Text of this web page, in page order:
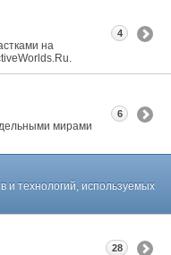
на
4
мирами
6
и технологий, используемых
28